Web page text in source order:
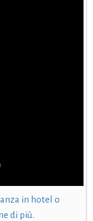
in hotel o
di più.